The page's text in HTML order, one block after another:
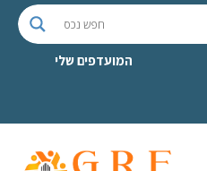
המועדפים שלי